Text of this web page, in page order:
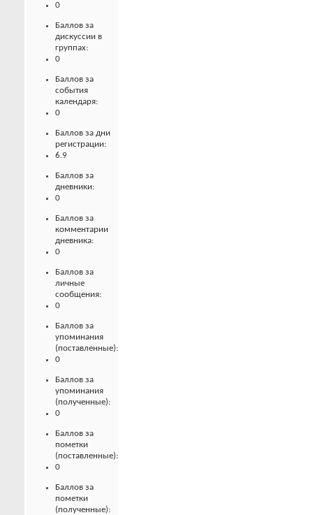
0
Баллов за
дискуссии в
группах:
0
Баллов за
события
календаря:
0
Баллов за дни
регистрации:
6.9
Баллов за
дневники:
0
Баллов за
комментарии
дневника:
0
Баллов за
личные
сообщения:
0
Баллов за
упоминания
(поставленные):
0
Баллов за
упоминания
(полученные):
0
Баллов за
пометки
(поставленные):
0
Баллов за
пометки
(полученные):